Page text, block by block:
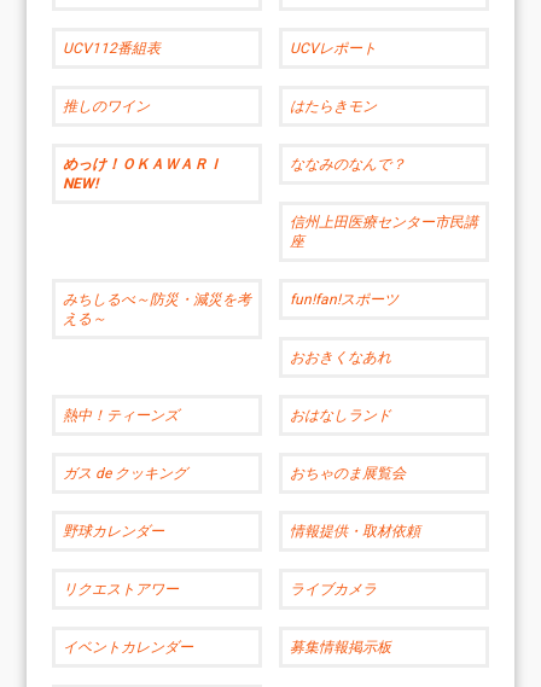
UCV112番組表 UCVレポート
推しのワイン はたらきモン
めっけ！ＯＫＡＷＡＲＩ
NEW!
ななみのなんで？
信州上田医療センター市民講
座
みちしるべ～防災・減災を考
える～
fun!fan!スポーツ
おおきくなあれ
熱中！ティーンズ おはなしランド
ガス de クッキング おちゃのま展覧会
野球カレンダー 情報提供・取材依頼
リクエストアワー ライブカメラ
イベントカレンダー 募集情報掲示板